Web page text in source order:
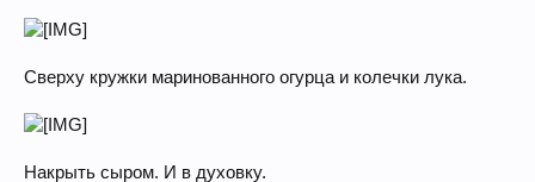
Сверху кружки маринованного огурца и колечки лука.
Накрыть сыром. И в духовку.